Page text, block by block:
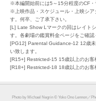
※本編開始前には5～15分程度のCF・
※上映作品・スケジュール・上映シア
す。何卒、ご了承下さい。
[L] Late Show Lマークの回はレイト
す。各劇場の鑑賞料金ページをご確認
[PG12] Parental Guidance-12 12歳
い致します。
[R15+] Restricted-15 15歳以上のお客
[R18+] Restricted-18 18歳以上のお客
Photo by Michael Negrin © Yoko Ono Lennon／